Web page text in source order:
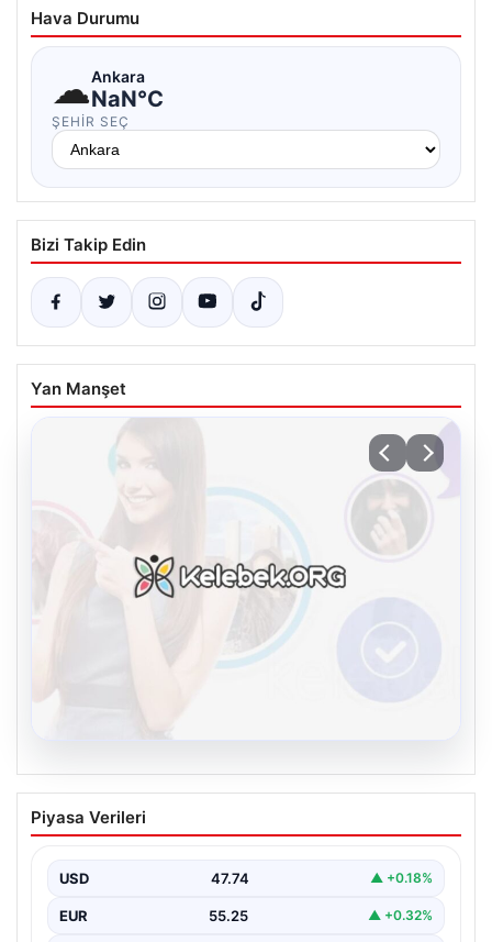
Hava Durumu
☁Ankara
NaN°C
ŞEHIR SEÇ
Bizi Takip Edin
Yan Manşet
Kelebek.Org İle Dijital İletişimin
Sertifikalı Adresi Ve Chat Deneyimi
irtibat sağlaması ciddi bir hassasiyet barındırmaktadır.
Güncel olarak…
Piyasa Verileri
USD 47.74 ▲ +0.18%
EUR 55.25 ▲ +0.32%